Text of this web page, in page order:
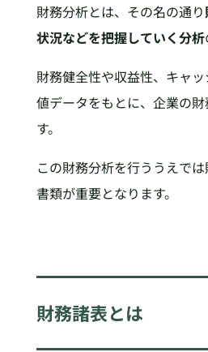
財務分析とは、その名の通り
状況などを把握していく分析
財務健全性や収益性、キャ
値データをもとに、企業の
す。
この財務分析を行ううえで
書類が重要となります。
財務諸表とは